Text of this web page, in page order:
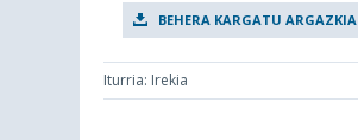
BEHERA KARGATU ARGAZKIA
Iturria: Irekia